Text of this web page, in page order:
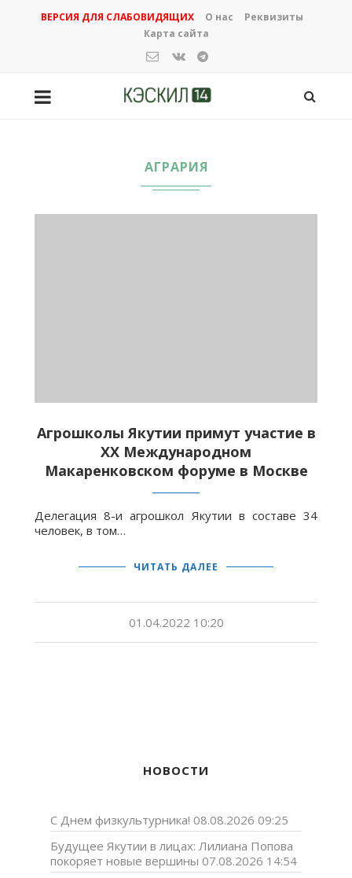
ВЕРСИЯ ДЛЯ СЛАБОВИДЯЩИХ О нас
Реквизиты
Карта сайта
АГРАРИЯ
Агрошколы Якутии примут участие в
XX Международном
Макаренковском форуме в Москве
Делегация 8-и агрошкол Якутии в составе 34
человек, в том…
ЧИТАТЬ ДАЛЕЕ
01.04.2022 10:20
НОВОСТИ
С Днем физкультурника! 08.08.2026 09:25
Будущее Якутии в лицах: Лилиана Попова
покоряет новые вершины 07.08.2026 14:54